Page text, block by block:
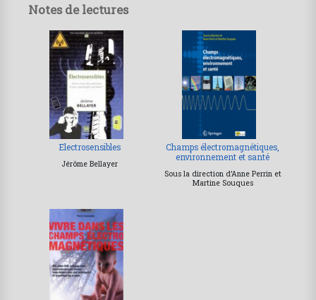
Notes de lectures
Electrosensibles
Jérôme Bellayer
Champs électromagnétiques,
environnement et santé
Sous la direction d’Anne Perrin et
Martine Souques